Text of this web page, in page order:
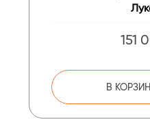
151
В